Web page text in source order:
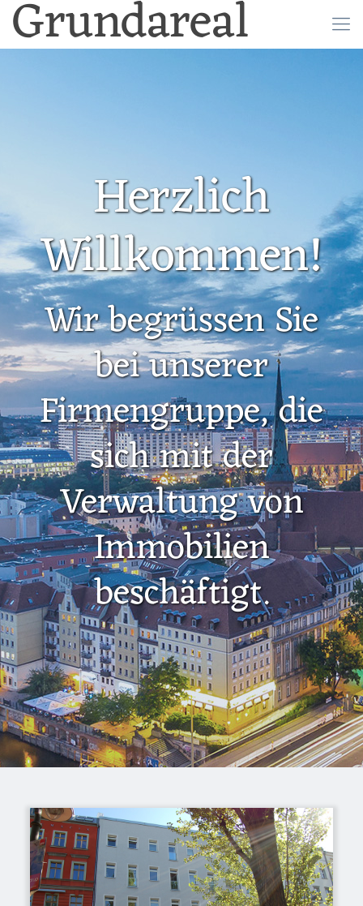
Grundareal
Herzlich
Willkommen!
Wir begrüssen Sie
bei unserer
Firmengruppe, die
sich mit der
Verwaltung von
Immobilien
beschäftigt.